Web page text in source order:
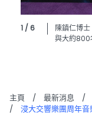
1 / 6
陳鎮仁博
與大約800
主頁 / 最新消息 /
/
浸大交響樂團周年